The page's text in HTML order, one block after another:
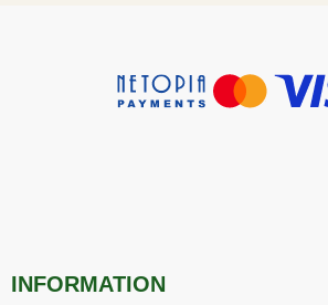
INFORMATION